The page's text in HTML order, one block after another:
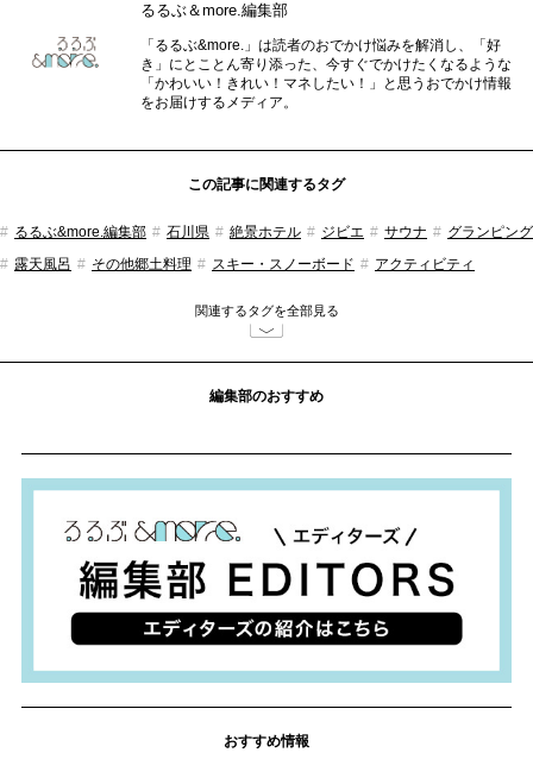
るるぶ＆more.編集部
「るるぶ&more.」は読者のおでかけ悩みを解消し、「好
き」にとことん寄り添った、今すぐでかけたくなるような
「かわいい！きれい！マネしたい！」と思うおでかけ情報
をお届けするメディア。
この記事に関連するタグ
るるぶ&more.編集部 石川県 絶景ホテル ジビエ サウナ
グランピング
露天風呂
その他郷土料理 スキー・スノーボード
アクティビティ
関連するタグを全部見る
編集部のおすすめ
おすすめ情報